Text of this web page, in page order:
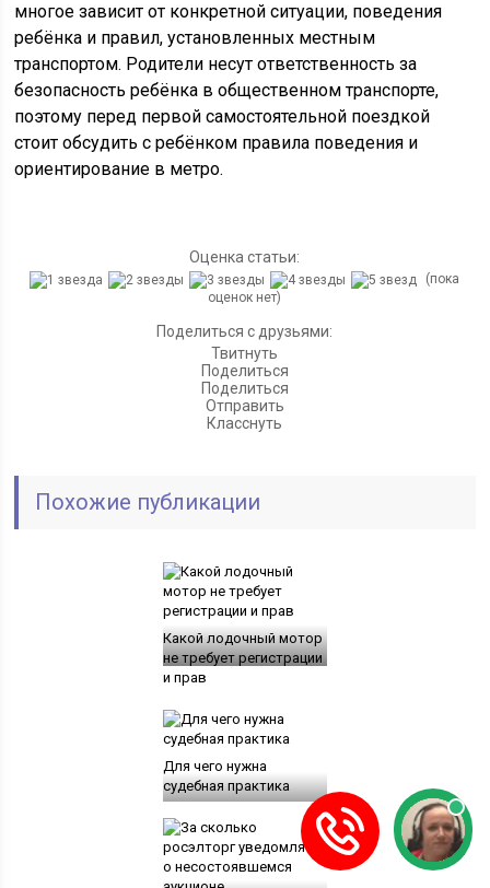
многое зависит от конкретной ситуации, поведения
ребёнка и правил, установленных местным
транспортом. Родители несут ответственность за
безопасность ребёнка в общественном транспорте,
поэтому перед первой самостоятельной поездкой
стоит обсудить с ребёнком правила поведения и
ориентирование в метро.
Оценка статьи:
(пока
оценок нет)
Поделиться с друзьями:
Твитнуть
Поделиться
Поделиться
Отправить
Класснуть
Похожие публикации
Какой лодочный мотор
не требует регистрации
и прав
Для чего нужна
судебная практика